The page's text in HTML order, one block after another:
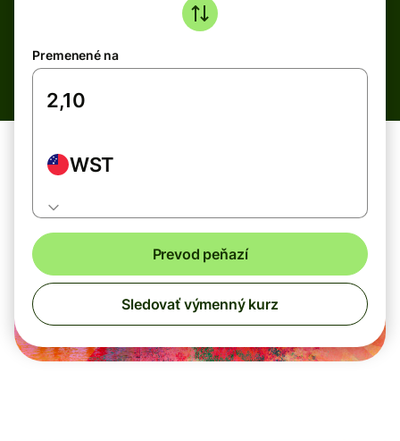
Premenené na
WST
Prevod peňazí
Sledovať výmenný kurz